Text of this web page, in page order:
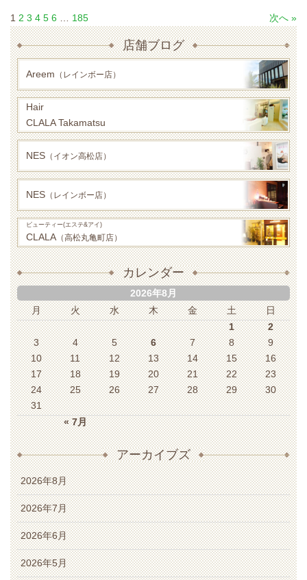
1 2 3 4 5 6 185 次へ »
店舗ブログ
Areem （レインボー店）
Hair
CLALA Takamatsu
NES （イオン高松店）
NES （レインボー店）
ビューティー(エステ&アイ)
CLALA（高松丸亀町店）
カレンダー
2026年8月
月
火 水 木 金 土 日
« 7月
1
2
3
4 5 6 7 8
9
10
11 12 13 14 15
16
17
18 19 20 21 22
23
24
25 26 27 28 29
30
31
アーカイブズ
2026年8月
2026年7月
2026年6月
2026年5月